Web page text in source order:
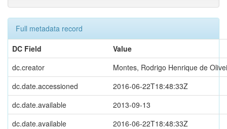
Full metadata record
DC Field
Value
dc.creator
Montes, Rodrigo Henrique de
dc.date.accessioned
2016-06-22T18:48:33Z
dc.date.available
2013-09-13
dc.date.available
2016-06-22T18:48:33Z